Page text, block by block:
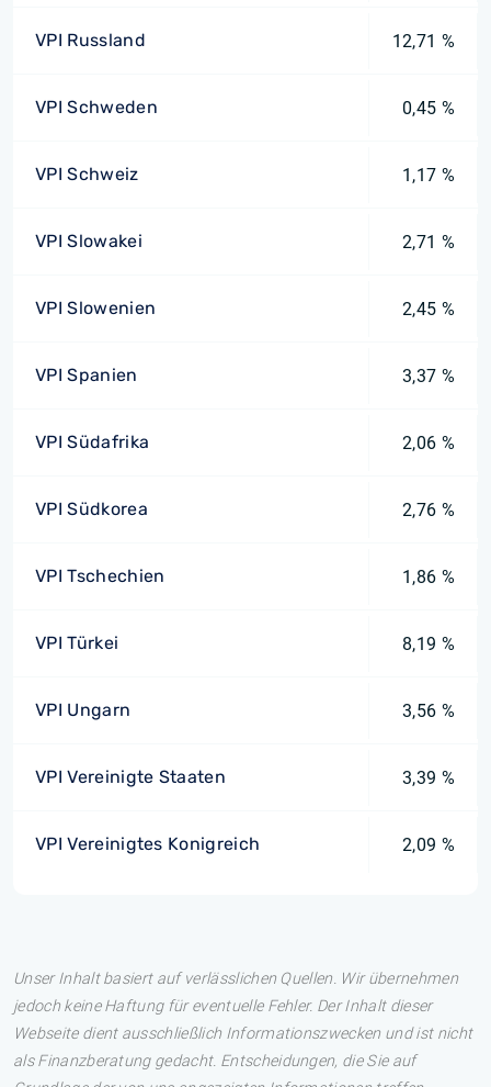
VPI Russland 12,71 %
VPI Schweden 0,45 %
VPI Schweiz 1,17 %
VPI Slowakei 2,71 %
VPI Slowenien 2,45 %
VPI Spanien 3,37 %
VPI Südafrika 2,06 %
VPI Südkorea 2,76 %
VPI Tschechien 1,86 %
VPI Türkei 8,19 %
VPI Ungarn 3,56 %
VPI Vereinigte Staaten 3,39 %
VPI Vereinigtes Konigreich 2,09 %
Unser Inhalt basiert auf verlässlichen Quellen. Wir übernehmen
jedoch keine Haftung für eventuelle Fehler. Der Inhalt dieser
Webseite dient ausschließlich Informationszwecken und ist nicht
als Finanzberatung gedacht. Entscheidungen, die Sie auf